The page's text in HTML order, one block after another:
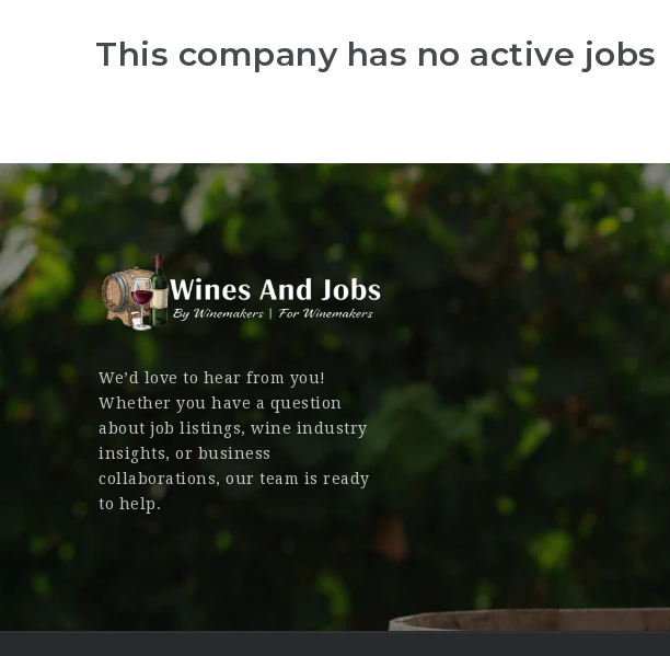
This company has no active jobs
We’d love to hear from you!
Whether you have a question
about job listings, wine industry
insights, or business
collaborations, our team is ready
to help.